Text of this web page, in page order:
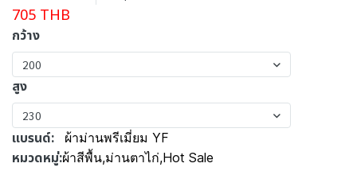
705 THB
กว้าง
200
สูง
230
แบรนด์: ผ้าม่านพรีเมี่ยม YF
หมวดหมู่:ผ้าสีพื้น,ม่านตาไก่,Hot Sale